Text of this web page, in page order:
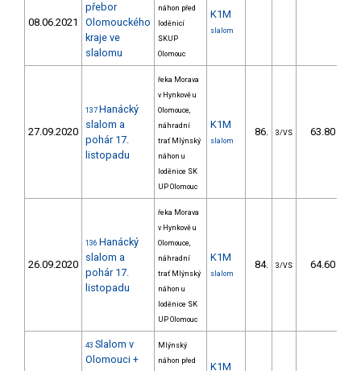
08.06.2021
přebor
Olomouckého
kraje ve
slalomu
náhon před
loděnicí
SKUP
Olomouc
K1M
slalom
27.09.2020
137 Hanácký
slalom a
pohár 17.
listopadu
řeka Morava
v Hynkově u
Olomouce,
náhradní
trať Mlýnský
náhon u
loděnice SK
UP Olomouc
K1M
slalom
86. 3/VS 63.80
26.09.2020
136 Hanácký
slalom a
pohár 17.
listopadu
řeka Morava
v Hynkově u
Olomouce,
náhradní
trať Mlýnský
náhon u
loděnice SK
UP Olomouc
K1M
slalom
84. 3/VS 64.60
43 Slalom v
Olomouci +
Mlýnský
náhon před
K1M